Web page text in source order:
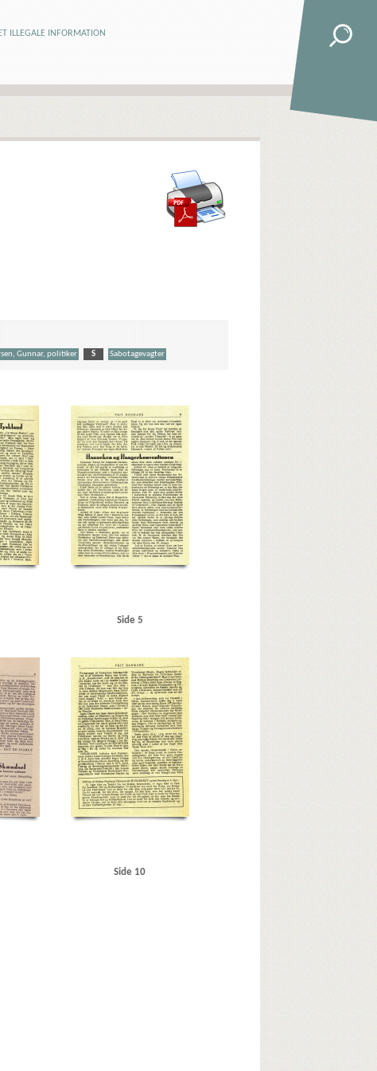
ILLEGALE INFORMATION
Gunnar, politiker S Sabotagevagter
Ehrenburg, Ilja, forfatter
Esbjerg
Frikorps Danmark Fuglsang-Damgaard, Hans, biskop
von Helsingør Hjemmefronten, blad
Holbæk
Kolding Kommunistloven Korsør Krusaa
Munch, Peter, politiker
N
der Wehrmacht) P
Prior, W.W., generalløjtnant
S Scavenius, Erik, politiker Sjælland
Socialdemokratiet
Toulon V Vesteuropa
Vestkysten
Side 5
Side 10